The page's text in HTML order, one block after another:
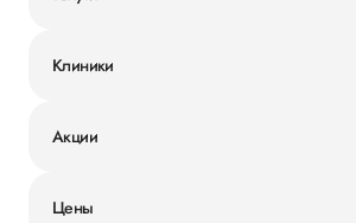
Клиники
Акции
Цены